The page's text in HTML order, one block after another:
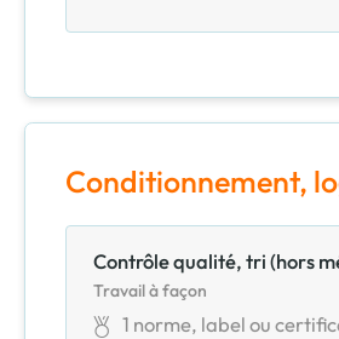
Conditionnement,
Contrôle qualité, tri (hors
Travail à façon
1 norme, label ou